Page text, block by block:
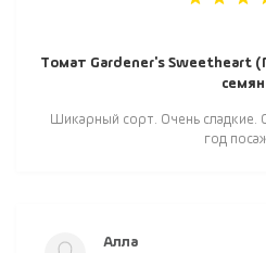
Томат Gardener's Sweetheart
семян
Шикарный сорт. Очень сладкие.
год
Алла